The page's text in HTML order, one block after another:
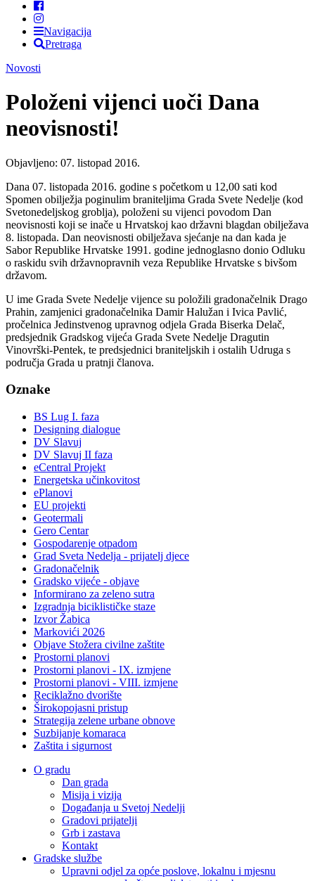
Navigacija
Pretraga
Novosti
Položeni vijenci uoči Dana
neovisnosti!
Objavljeno: 07. listopad 2016.
Dana 07. listopada 2016. godine s početkom u 12,00 sati kod
Spomen obilježja poginulim braniteljima Grada Svete Nedelje (kod
Svetonedeljskog groblja), položeni su vijenci povodom Dan
neovisnosti koji se inače u Hrvatskoj kao državni blagdan obilježava
8. listopada. Dan neovisnosti obilježava sjećanje na dan kada je
Sabor Republike Hrvatske 1991. godine jednoglasno donio Odluku
o raskidu svih državnopravnih veza Republike Hrvatske s bivšom
državom.
U ime Grada Svete Nedelje vijence su položili gradonačelnik Drago
Prahin, zamjenici gradonačelnika Damir Halužan i Ivica Pavlić,
pročelnica Jedinstvenog upravnog odjela Grada Biserka Delač,
predsjednik Gradskog vijeća Grada Svete Nedelje Dragutin
Vinovrški-Pentek, te predsjednici braniteljskih i ostalih Udruga s
područja Grada u pratnji članova.
Oznake
BS Lug I. faza
Designing dialogue
DV Slavuj
DV Slavuj II faza
eCentral Projekt
Energetska učinkovitost
ePlanovi
EU projekti
Geotermali
Gero Centar
Gospodarenje otpadom
Grad Sveta Nedelja - prijatelj djece
Gradonačelnik
Gradsko vijeće - objave
Informirano za zeleno sutra
Izgradnja biciklističke staze
Izvor Žabica
Markovići 2026
Objave Stožera civilne zaštite
Prostorni planovi
Prostorni planovi - IX. izmjene
Prostorni planovi - VIII. izmjene
Reciklažno dvorište
Širokopojasni pristup
Strategija zelene urbane obnove
Suzbijanje komaraca
Zaštita i sigurnost
O gradu
Dan grada
Misija i vizija
Događanja u Svetoj Nedelji
Gradovi prijatelji
Grb i zastava
Kontakt
Gradske službe
Upravni odjel za opće poslove, lokalnu i mjesnu